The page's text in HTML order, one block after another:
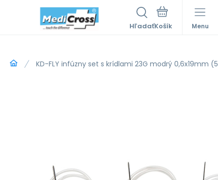
Hľadať Menu
KD-FLY infúzny set s krídlami 23G modrý 0,6x19mm